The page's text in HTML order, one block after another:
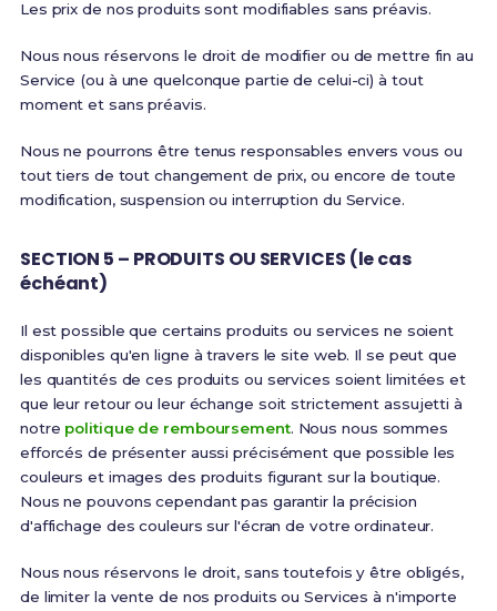
Les prix de nos produits sont modifiables sans préavis.
Nous nous réservons le droit de modifier ou de mettre fin au
Service (ou à une quelconque partie de celui-ci) à tout
moment et sans préavis.
Nous ne pourrons être tenus responsables envers vous ou
tout tiers de tout changement de prix, ou encore de toute
modification, suspension ou interruption du Service.
SECTION 5 – PRODUITS OU SERVICES (le cas
échéant)
Il est possible que certains produits ou services ne soient
disponibles qu'en ligne à travers le site web. Il se peut que
les quantités de ces produits ou services soient limitées et
que leur retour ou leur échange soit strictement assujetti à
notre politique de remboursement. Nous nous sommes
efforcés de présenter aussi précisément que possible les
couleurs et images des produits figurant sur la boutique.
Nous ne pouvons cependant pas garantir la précision
d'affichage des couleurs sur l'écran de votre ordinateur.
Nous nous réservons le droit, sans toutefois y être obligés,
de limiter la vente de nos produits ou Services à n'importe